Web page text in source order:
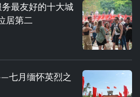
最友好的十大城
居第二
七月缅怀英烈之